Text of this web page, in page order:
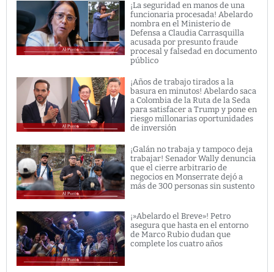
¡La seguridad en manos de una
funcionaria procesada! Abelardo
nombra en el Ministerio de
Defensa a Claudia Carrasquilla
acusada por presunto fraude
procesal y falsedad en documento
público
¡Años de trabajo tirados a la
basura en minutos! Abelardo saca
a Colombia de la Ruta de la Seda
para satisfacer a Trump y pone en
riesgo millonarias oportunidades
de inversión
¡Galán no trabaja y tampoco deja
trabajar! Senador Wally denuncia
que el cierre arbitrario de
negocios en Monserrate dejó a
más de 300 personas sin sustento
¡»Abelardo el Breve»! Petro
asegura que hasta en el entorno
de Marco Rubio dudan que
complete los cuatro años